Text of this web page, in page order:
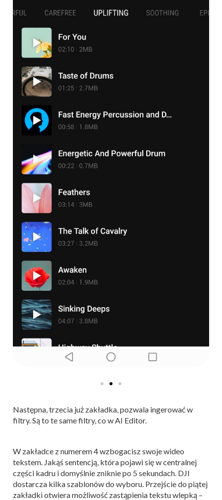
Następna, trzecia już zakładka, pozwala ingerować w
filtry. Są to te same filtry, co w AI Editor.
W zakładce z numerem 4 wzbogacisz swoje wideo
tekstem. Jakąś sentencją, która pojawi się w centralnej
części kadru i domyślnie zniknie po 5 sekundach. DJI
dostarcza kilka szablonów do wyboru. Przejście do piątej
zakładki otwiera możliwość zastąpienia tekstu wlepką –